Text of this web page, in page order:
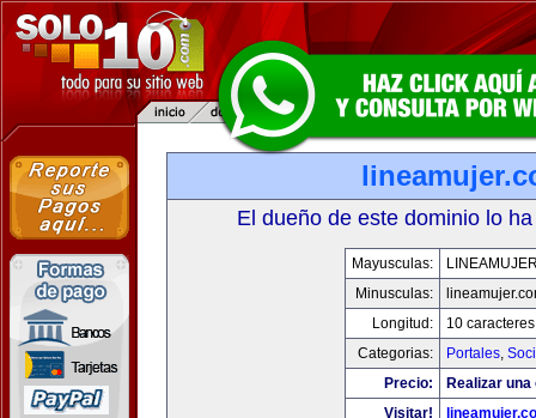
El dueño de este dominio lo
Mayusculas:
Minusculas:
Longitud:
10 caracteres
Categorias:
Portales,
Precio:
Realizar
Visitar!